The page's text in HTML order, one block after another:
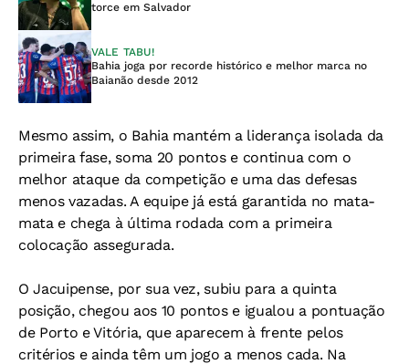
torce em Salvador
VALE TABU!
Bahia joga por recorde histórico e melhor marca no
Baianão desde 2012
Mesmo assim, o Bahia mantém a liderança isolada da
primeira fase, soma 20 pontos e continua com o
melhor ataque da competição e uma das defesas
menos vazadas. A equipe já está garantida no mata-
mata e chega à última rodada com a primeira
colocação assegurada.
O Jacuipense, por sua vez, subiu para a quinta
posição, chegou aos 10 pontos e igualou a pontuação
de Porto e Vitória, que aparecem à frente pelos
critérios e ainda têm um jogo a menos cada. Na